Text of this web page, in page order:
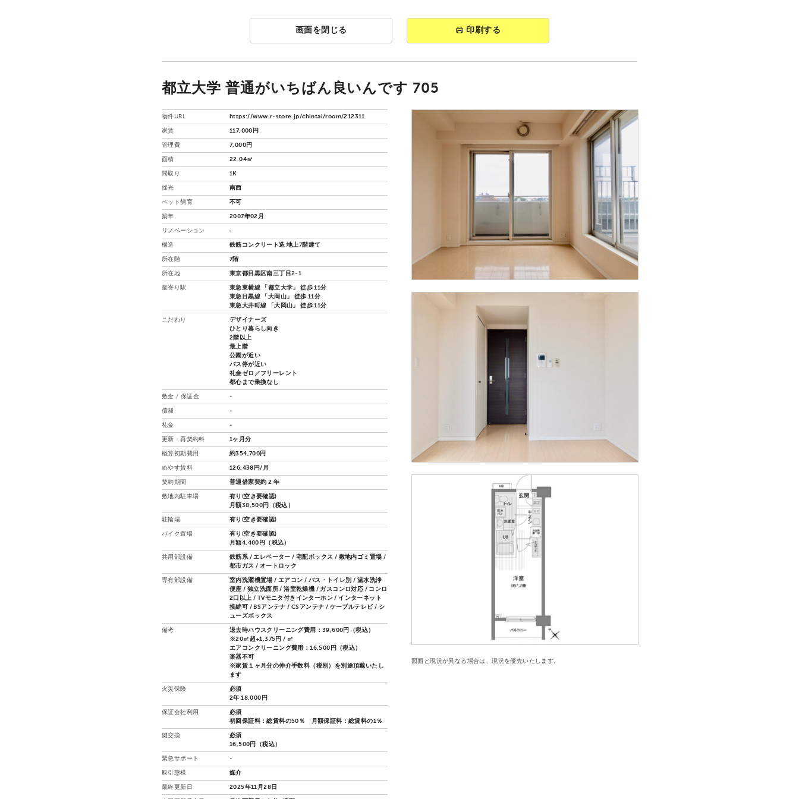
画面を閉じる 印刷する
都立大学 普通がいちばん良いんです 705
図面と現況が異なる場合は、現況を優先いたします。
物件URL https://www.r-store.jp/chintai/room/212311
家賃 117,000円
管理費 7,000円
面積 22.04㎡
間取り 1K
採光 南西
ペット飼育 不可
築年 2007年02月
リノベーション ‐
構造 鉄筋コンクリート造 地上7階建て
所在階 7階
所在地 東京都目黒区南三丁目2-1
最寄り駅
東急東横線 「都立大学」 徒歩 11分
東急目黒線 「大岡山」 徒歩 11分
東急大井町線 「大岡山」 徒歩 11分
こだわり
デザイナーズ
ひとり暮らし向き
2階以上
最上階
公園が近い
バス停が近い
礼金ゼロ／フリーレント
都心まで乗換なし
敷金 / 保証金 -
償却 -
礼金 -
更新・再契約料 1ヶ月分
概算初期費用 約354,700円
めやす賃料 126,438円/月
契約期間 普通借家契約 2 年
敷地内駐車場
有り(空き要確認)
月額38,500円（税込）
駐輪場 有り(空き要確認)
バイク置場
有り(空き要確認)
月額4,400円（税込）
共用部設備
鉄筋系 / エレベーター / 宅配ボックス / 敷地内ゴミ置場 /
都市ガス / オートロック
専有部設備
室内洗濯機置場 / エアコン / バス・トイレ別 / 温水洗浄
便座 / 独立洗面所 / 浴室乾燥機 / ガスコンロ対応 / コンロ
2口以上 / TVモニタ付きインターホン / インターネット
接続可 / BSアンテナ / CSアンテナ / ケーブルテレビ / シ
ューズボックス
備考
退去時ハウスクリーニング費用：39,600円（税込）
※20㎡超+1,375円 / ㎡
エアコンクリーニング費用：16,500円（税込）
楽器不可
※家賃１ヶ月分の仲介手数料（税別）を別途頂戴いたし
ます
火災保険
必須
2年 18,000円
保証会社利用
必須
初回保証料：総賃料の50％ 月額保証料：総賃料の1％
鍵交換
必須
16,500円（税込）
緊急サポート -
取引態様 媒介
最終更新日 2025年11月28日